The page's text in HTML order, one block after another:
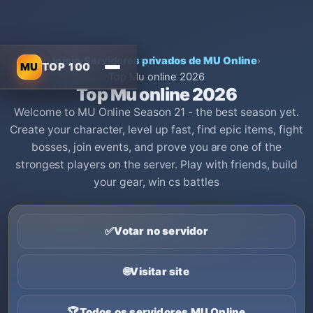
MU TOP 100
Início›Servidores privados de MU Online›
Top Mu online 2026
Top Mu online 2026
Welcome to MU Online Season 21 - the best season yet.
Create your character, level up fast, find epic items, fight
bosses, join events, and prove you are one of the
strongest players on the server. Play with friends, build
your gear, win cs battles
✅Votar no servidor
🌐Visitar site